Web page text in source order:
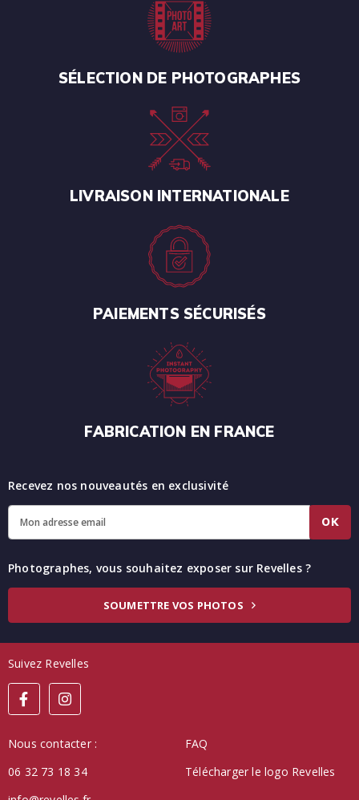
SÉLECTION DE PHOTOGRAPHES
LIVRAISON INTERNATIONALE
PAIEMENTS SÉCURISÉS
FABRICATION EN FRANCE
Recevez nos nouveautés en exclusivité
OK
Photographes, vous souhaitez exposer sur Revelles ?
SOUMETTRE VOS PHOTOS
Suivez Revelles
Nous contacter :
06 32 73 18 34
FAQ
Télécharger le logo Revelles